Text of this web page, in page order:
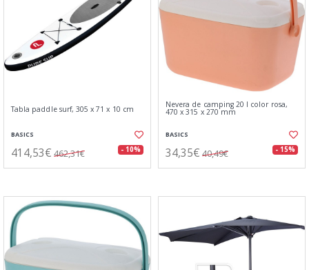
Tabla paddle surf, 305 x 71 x 10 cm
BASICS
414,53€ 462,31€ - 10%
Nevera de camping 20 l color rosa,
470 x 315 x 270 mm
BASICS
34,35€ 40,49€ - 15%